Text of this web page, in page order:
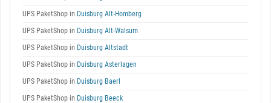
UPS PaketShop in Duisburg Alt-Homberg
UPS PaketShop in Duisburg Alt-Walsum
UPS PaketShop in Duisburg Altstadt
UPS PaketShop in Duisburg Asterlagen
UPS PaketShop in Duisburg Baerl
UPS PaketShop in Duisburg Beeck